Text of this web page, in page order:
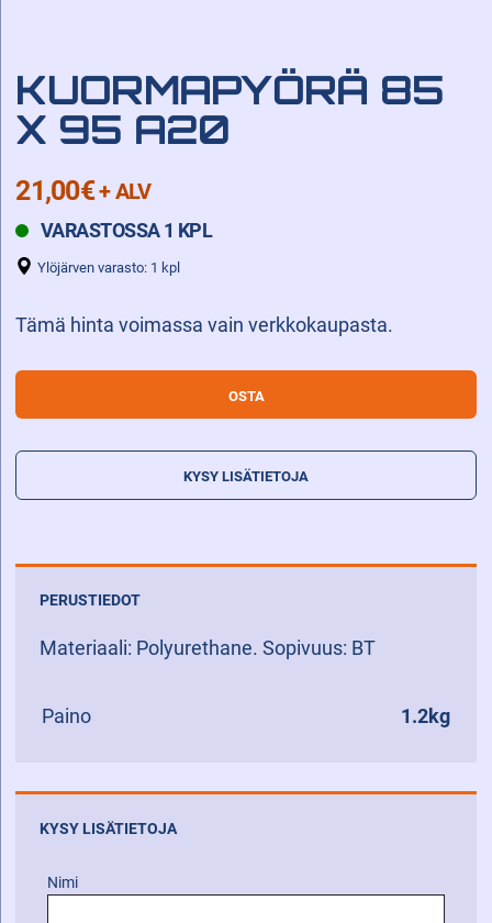
KUORMAPYÖRÄ 85
X 95 A20
21,00€+ ALV
VARASTOSSA 1 KPL
Ylöjärven varasto: 1 kpl
Tämä hinta voimassa vain verkkokaupasta.
KUORMAPYÖRÄ
85
95
OSTA
KYSY LISÄTIETOJA
PERUSTIEDOT
Materiaali: Polyurethane. Sopivuus: BT
Paino 1.2kg
KYSY LISÄTIETOJA
Nimi